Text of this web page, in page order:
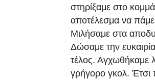
στηρίξαμε στο
αποτέλεσμα να
Μιλήσαμε στα
Δώσαμε την
τέλος. Αγχωθήκαμε
γρήγορο γκολ.